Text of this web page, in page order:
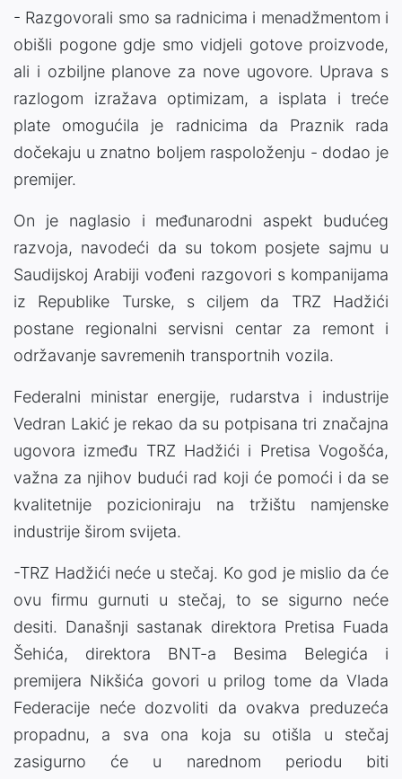
- Razgovorali smo sa radnicima i menadžmentom i
obišli pogone gdje smo vidjeli gotove proizvode,
ali i ozbiljne planove za nove ugovore. Uprava s
razlogom izražava optimizam, a isplata i treće
plate omogućila je radnicima da Praznik rada
dočekaju u znatno boljem raspoloženju - dodao je
premijer.
On je naglasio i međunarodni aspekt budućeg
razvoja, navodeći da su tokom posjete sajmu u
Saudijskoj Arabiji vođeni razgovori s kompanijama
iz Republike Turske, s ciljem da TRZ Hadžići
postane regionalni servisni centar za remont i
održavanje savremenih transportnih vozila.
Federalni ministar energije, rudarstva i industrije
Vedran Lakić je rekao da su potpisana tri značajna
ugovora između TRZ Hadžići i Pretisa Vogošća,
važna za njihov budući rad koji će pomoći i da se
kvalitetnije pozicioniraju na tržištu namjenske
industrije širom svijeta.
-TRZ Hadžići neće u stečaj. Ko god je mislio da će
ovu firmu gurnuti u stečaj, to se sigurno neće
desiti. Današnji sastanak direktora Pretisa Fuada
Šehića, direktora BNT-a Besima Belegića i
premijera Nikšića govori u prilog tome da Vlada
Federacije neće dozvoliti da ovakva preduzeća
propadnu, a sva ona koja su otišla u stečaj
zasigurno će u narednom periodu biti